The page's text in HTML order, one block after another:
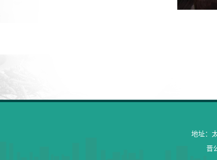
地址：
晋